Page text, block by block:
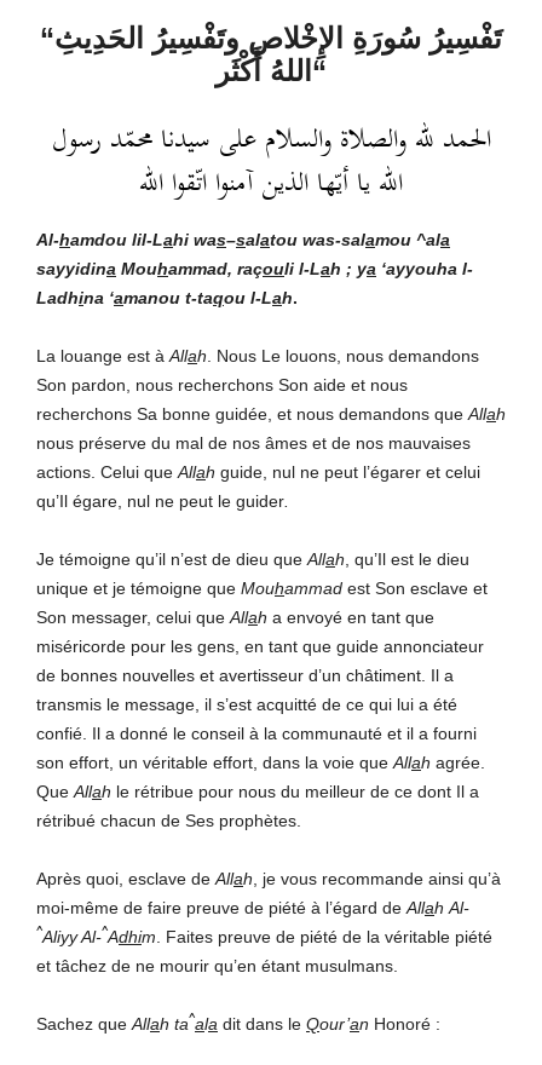
“تَفْسِيرُ سُورَةِ الإِخْلاصِ وتَفْسِيرُ الحَدِيثِ
“اللهُ أَكْثَر
الحمد لله والصلاة والسلام على سيدنا محمّد رسول
الله يا أيّها الذين آمنوا اتّقوا الله
Al-hamdou lil-Lahi was–salatou was-salamou ^ala
sayyidina Mouhammad, raçouli l-Lah ; ya ‘ayyouha l-
Ladhina ‘amanou t-taqou l-Lah.
La louange est à Allah . Nous Le louons, nous demandons
Son pardon, nous recherchons Son aide et nous
recherchons Sa bonne guidée, et nous demandons que Allah
nous préserve du mal de nos âmes et de nos mauvaises
actions. Celui que Allah guide, nul ne peut l’égarer et celui
qu’Il égare, nul ne peut le guider
Je témoigne qu’il n’est de dieu que Allah , qu’Il est le dieu
unique et je témoigne que Mouhammad est Son esclave et
Son messager, celui que Allah a envoyé en tant que
miséricorde pour les gens, en tant que guide annonciateur
de bonnes nouvelles et avertisseur d’un châtiment. Il a
transmis le message, il s’est acquitté de ce qui lui a été
confié. Il a donné le conseil à la communauté et il a fourni
son effort, un véritable effort, dans la voie que Allah agrée.
Que Allah le rétribue pour nous du meilleur de ce dont Il a
rétribué chacun de Ses prophètes.
Après quoi, esclave de Allah , je vous recommande ainsi qu’à
moi-même de faire preuve de piété à l’égard de Allah Al-
^Aliyy Al-^Adhim . Faites preuve de piété de la véritable piété
et tâchez de ne mourir qu’en étant musulmans.
Sachez que Allah ta^ala dit dans le Qour’an Honoré :